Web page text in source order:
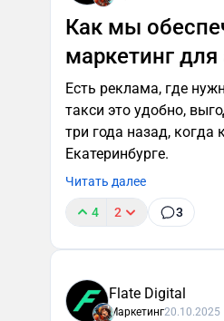
Как мы
маркетинг для
Есть реклама, где
такси это удобно,
три года назад, когда
Екатеринбурге.
Читать далее
4 2 3
Flate Digital
Маркетинг20.10.2025